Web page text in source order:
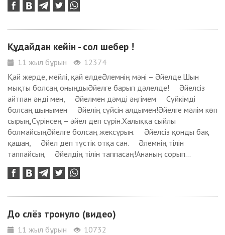
Құдайдан кейін - сол шебер !
11 жыл бұрын
12374
Қай жерде, мейлі, қай елдеӘлемнің мәні – Әйелде.Шын
мықты болсаң оныңдыӘйелге барып дәлелде! Әйелсіз
айтпан әнді мен, Әйелмен дәмді әңгімем Сүйкімді
болсаң шынымен Әйелің сүйсін алдымен!Әйелге мәлім көп
сырың,Сүрінсең – әйел деп сүрін.Халыққа сыйлы
болмайсыңӘйелге болсаң жексұрын. Әйелсіз қонды бақ
қашан, Әйел деп түстік отқа сан. Әлемнің тілін
таппайсың Әйелдің тілін таппасаң!Ананың сорып...
До слёз тронуло (видео)
11 жыл бұрын
10732